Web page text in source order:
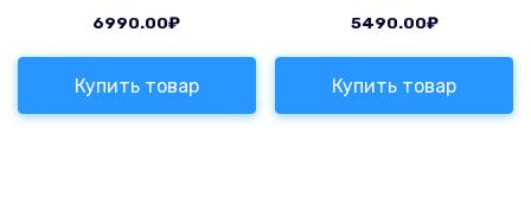
6990.00₽
Купить товар
5490.00₽
Купить товар